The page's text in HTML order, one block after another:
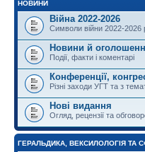
НОВИНИ
Війна 2022-2026
Символи війни 2022-2026
Новини й
Події, факти і коментарі
Конференції,
Різні заходи УГТ та з
Нові видання
Огляд, рецензії та
ГЕРАЛЬДИКА, ВЕКСИЛОЛОГІЯ ТА